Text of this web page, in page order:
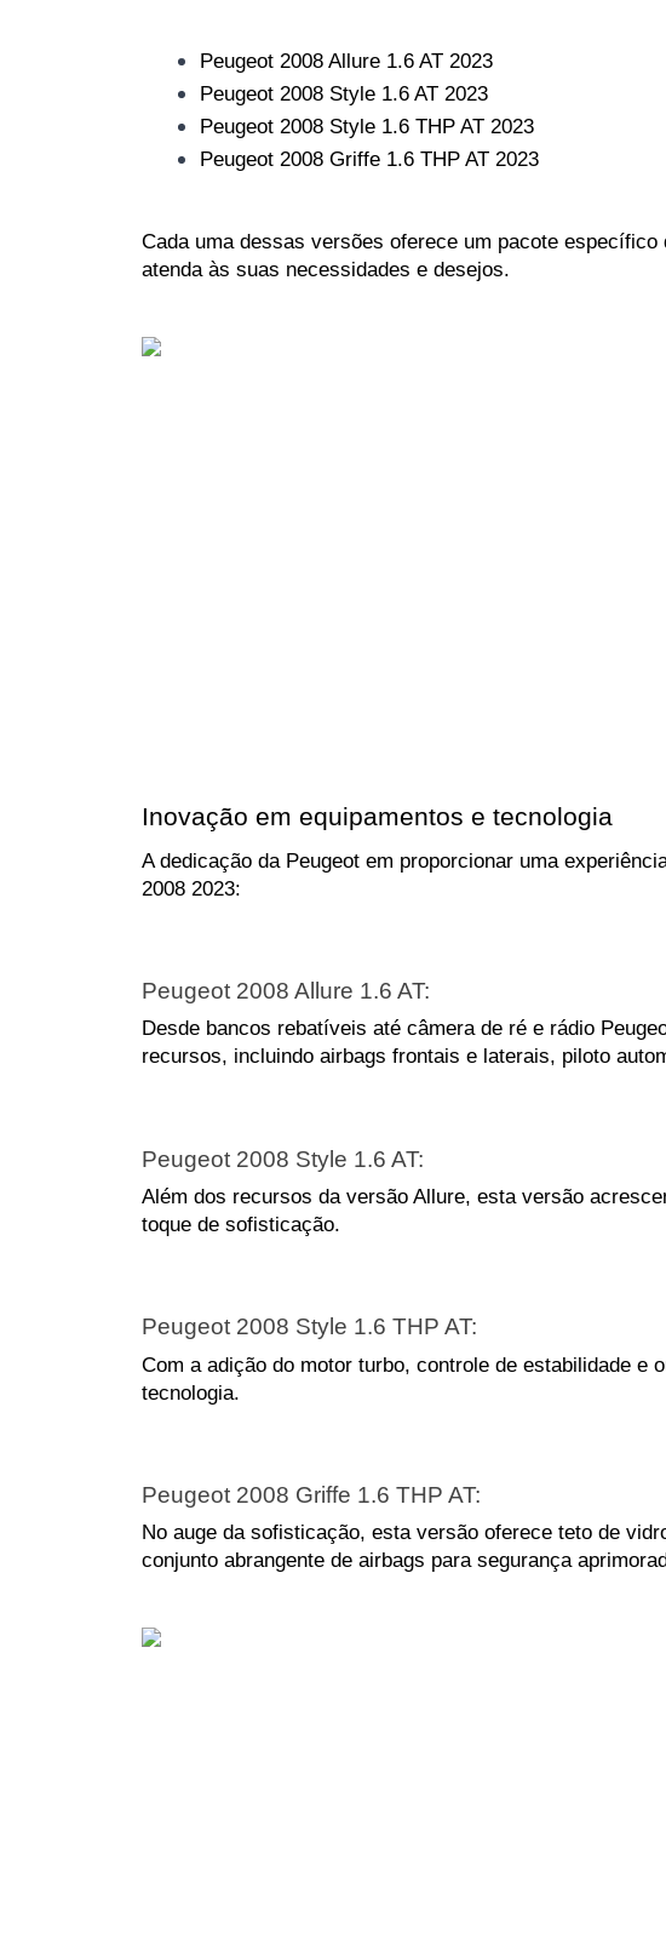
Peugeot 2008 Allure 1.6 AT 2023
Peugeot 2008 Style 1.6 AT 2023
Peugeot 2008 Style 1.6 THP AT 2023
Peugeot 2008 Griffe 1.6 THP AT 2023
Cada uma dessas versões oferece um pacote
atenda às suas necessidades e desejos.
Inovação em equipamentos e tecnologia
A dedicação da Peugeot em proporcionar uma
2008 2023:
Peugeot 2008 Allure 1.6 AT:
Desde bancos rebatíveis até câmera de ré e rádio
recursos, incluindo airbags frontais e laterais, piloto
Peugeot 2008 Style 1.6 AT:
Além dos recursos da versão Allure, esta versão
toque de sofisticação.
Peugeot 2008 Style 1.6 THP AT:
Com a adição do motor turbo, controle de estabilidade e
tecnologia.
Peugeot 2008 Griffe 1.6 THP AT:
No auge da sofisticação, esta versão oferece teto de
conjunto abrangente de airbags para segurança